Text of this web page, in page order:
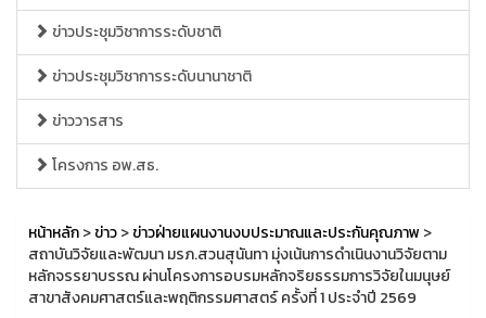
ข่าวประชุมวิชาการระดับชาติ
ข่าวประชุมวิชาการระดับนานาชาติ
ข่าววารสาร
โครงการ อพ.สธ.
หน้าหลัก>ข่าว>ข่าวฝ่ายแผนงานงบประมาณและประกันคุณภาพ >
สถาบันวิจัยและพัฒนา มรภ.สวนสุนันทา มุ่งเน้นการดำเนินงานวิจัยตาม
หลักจรรยาบรรณ ผ่านโครงการอบรมหลักจริยธรรมการวิจัยในมนุษย์
สาขาสังคมศาสตร์และพฤติกรรมศาสตร์ ครั้งที่ 1 ประจำปี 2569